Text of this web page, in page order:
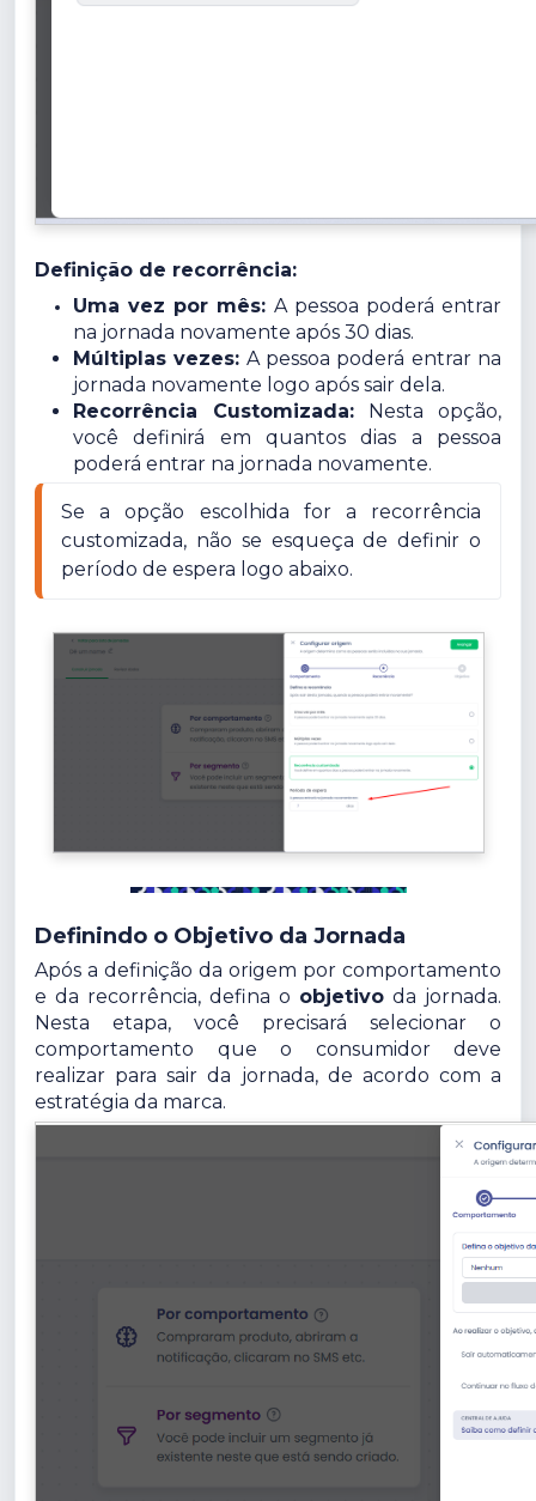
Definição de recorrência:
Uma vez por mês: A pessoa poderá entrar
na jornada novamente após 30 dias.
Múltiplas vezes: A pessoa poderá entrar na
jornada novamente logo após sair dela.
Recorrência Customizada: Nesta opção,
você definirá em quantos dias a pessoa
poderá entrar na jornada novamente.
Se a opção escolhida for a recorrência
customizada, não se esqueça de definir o
período de espera logo abaixo.
Definindo o Objetivo da Jornada
Após a definição da origem por comportamento
e da recorrência, defina o objetivo da jornada.
Nesta etapa, você precisará selecionar o
comportamento que o consumidor deve
realizar para sair da jornada, de acordo com a
estratégia da marca.